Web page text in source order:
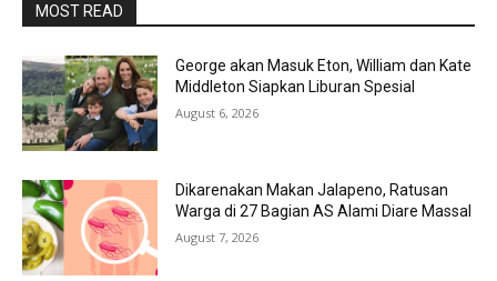
MOST READ
George akan Masuk Eton, William dan Kate
Middleton Siapkan Liburan Spesial
August 6, 2026
Dikarenakan Makan Jalapeno, Ratusan
Warga di 27 Bagian AS Alami Diare Massal
August 7, 2026